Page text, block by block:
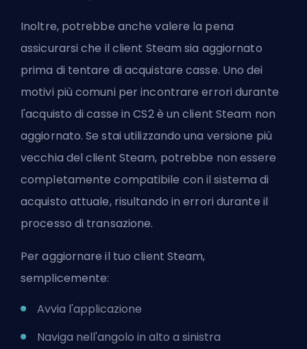
Inoltre, potrebbe anche valere la pena
assicurarsi che il client Steam sia aggiornato
prima di tentare di acquistare casse. Uno dei
motivi più comuni per incontrare errori durante
l'acquisto di casse in CS2 è un client Steam non
aggiornato. Se stai utilizzando una versione più
vecchia del client Steam, potrebbe non essere
completamente compatibile con il sistema di
acquisto attuale, risultando in errori durante il
processo di transazione.
Per aggiornare il tuo client Steam,
semplicemente:
Avvia l'applicazione
Naviga nell'angolo in alto a sinistra